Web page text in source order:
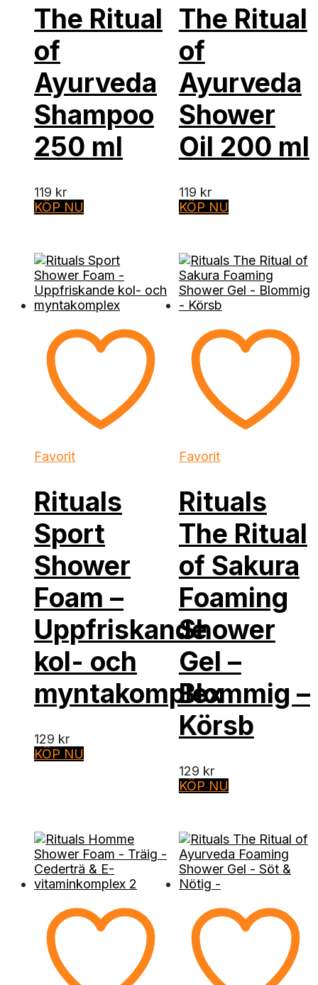
The Ritual
of
Ayurveda
Shampoo
250 ml
119 kr
KÖP NU
The Ritual
of
Ayurveda
Shower
Oil 200 ml
119 kr
KÖP NU
Favorit
Rituals
Sport
Shower
Foam –
Uppfriskande
kol- och
myntakomplex
129 kr
KÖP NU
Favorit
Rituals
The Ritual
of Sakura
Foaming
Shower
Gel –
Blommig –
Körsb
129 kr
KÖP NU